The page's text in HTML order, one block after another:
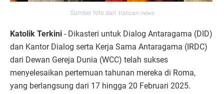
Sumber foto dari Vatican news
Katolik Terkini - Dikasteri untuk Dialog Antaragama (DID)
dan Kantor Dialog serta Kerja Sama Antaragama (IRDC)
dari Dewan Gereja Dunia (WCC) telah sukses
menyelesaikan pertemuan tahunan mereka di Roma,
yang berlangsung dari 17 hingga 20 Februari 2025.